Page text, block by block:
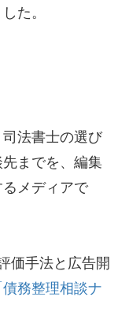
た。
法書士の選び
までを、編集
メディアで
価手法と広告開
債務整理相談ナ